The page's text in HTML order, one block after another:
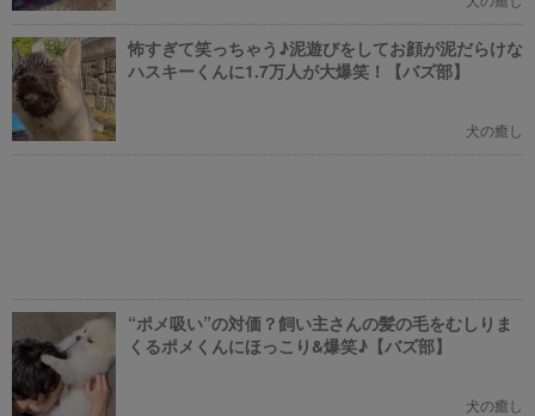
怖すぎて笑っちゃう♪泥遊びをしてお顔が泥だらけな
ハスキーくんに1.7万人が大爆笑！【バズ部】
犬の癒し
“ポメ吸い”の対価？飼い主さんの髪の毛をむしりま
くるポメくんにほっこり&爆笑♪【バズ部】
犬の癒し